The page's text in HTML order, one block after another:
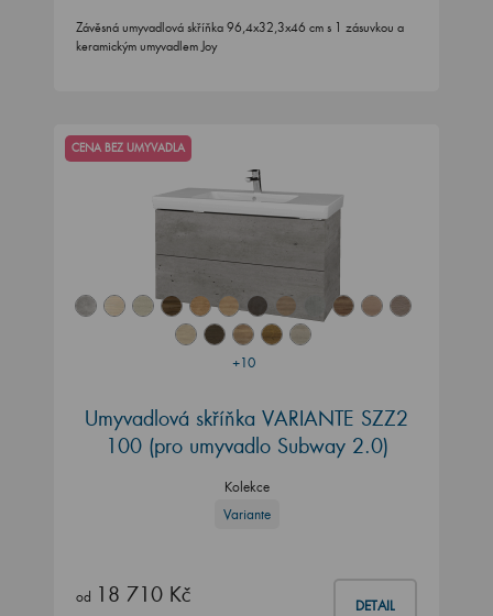
Závěsná umyvadlová skříňka 96,4x32,3x46 cm s 1 zásuvkou a
keramickým umyvadlem Joy
+10
CENA BEZ UMYVADLA
Umyvadlová skříňka VARIANTE SZZ2
100 (pro umyvadlo Subway 2.0)
Kolekce
Variante
od 18 710 Kč DETAIL